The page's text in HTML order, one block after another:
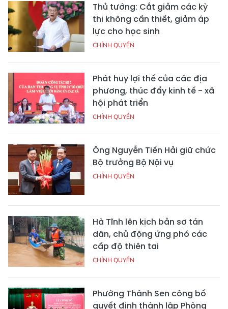
Thủ tướng: Cắt giảm các kỳ
thi không cần thiết, giảm áp
lực cho học sinh
CHÍNH QUYỀN
Phát huy lợi thế của các địa
phương, thúc đẩy kinh tế - xã
hội phát triển
CHÍNH QUYỀN
Ông Nguyễn Tiến Hải giữ chức
Bộ trưởng Bộ Nội vụ
CHÍNH QUYỀN
Hà Tĩnh lên kịch bản sơ tán
dân, chủ động ứng phó các
cấp độ thiên tai
CHÍNH QUYỀN
Phường Thành Sen công bố
quyết định thành lập Phòng